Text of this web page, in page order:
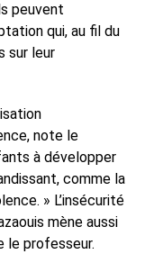
peuvent
qui, au fil du
sur leur
note le
à développer
comme la
» L’insécurité
mène aussi
le professeur.